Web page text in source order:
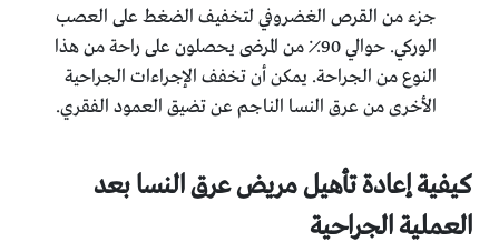
جزء من القرص الغضروفي لتخفيف الضغط على العصب
الوركي. حوالي 90٪ من المرضى يحصلون على راحة من هذا
النوع من الجراحة. يمكن أن تخفف الإجراءات الجراحية
الأخرى من عرق النسا الناجم عن تضيق العمود الفقري.
كيفية إعادة تأهيل مريض عرق النسا بعد
العملية الجراحية